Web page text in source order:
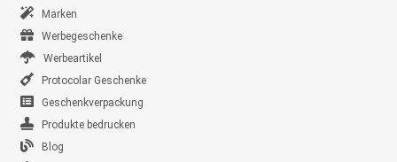
Marken
Werbegeschenke
Werbeartikel
Protocolar Geschenke
Geschenkverpackung
Produkte bedrucken
Blog